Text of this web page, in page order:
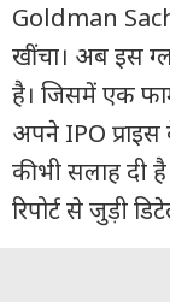
शेयर
बाज़ार
वीडियो
ट्रेंडिंग
बिजनेस
न्यूज
Goldman Sachs
खींचा। अब इस
है। जिसमें एक
अपने IPO
की भी सलाह दी
रिपोर्ट से जुड़ी